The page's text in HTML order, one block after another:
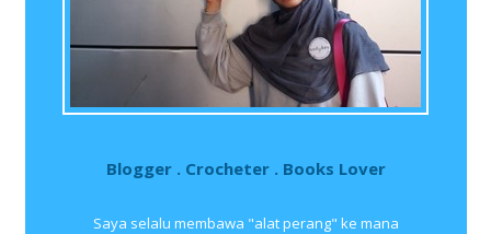
Blogger . Crocheter . Books Lover
Saya selalu membawa "alat perang" ke mana